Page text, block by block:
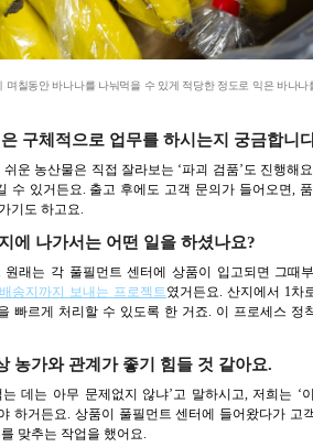
칠동안 바나나를 나눠먹을 수 있게 적당한 정도로 익은 바나나
구체적으로 업무를 하시는지 궁금합니
운 농산물은 직접 잘라보는 ‘파괴 검품’도 진행해
있거든요. 출고 후에도 고객 문의가 들어오면,
기도 하고요.
에 나가서는 어떤 일을 하셨나요?
래는 각 풀필먼트 센터에 상품이 입고되면 그때
송지까지 보내는 프로젝트 였거든요. 산지에서 1차
빠르게 처리할 수 있도록 한 거죠. 이 프로세스
농가와 관계가 좋기 힘들 것 같아요.
데는 아무 문제없지 않냐’고 말하시고, 저희는 ‘
하거든요. 상품이 풀필먼트 센터에 들어왔다가 고
맞추는 작업을 했어요.